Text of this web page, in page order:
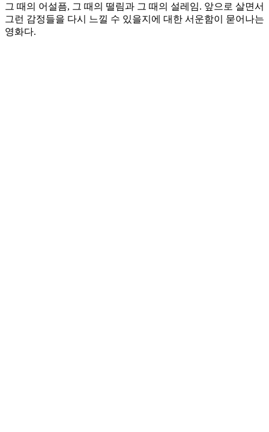
그 때의 어설픔, 그 때의 떨림과 그 때의 설레임. 앞으로 살면서
그런 감정들을 다시 느낄 수 있을지에 대한 서운함이 묻어나는
영화다.